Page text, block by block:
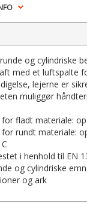
og cylindriske
med et luftspalte
lejerne er
muliggør
fladt materiale:
rundt materiale:
i henhold til EN
og cylindriske
og ark